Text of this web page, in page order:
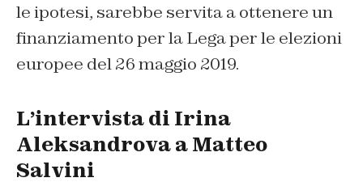
le ipotesi, sarebbe servita a ottenere un
finanziamento per la Lega per le elezioni
europee del 26 maggio 2019.
L’intervista di Irina
Aleksandrova a Matteo
Salvini